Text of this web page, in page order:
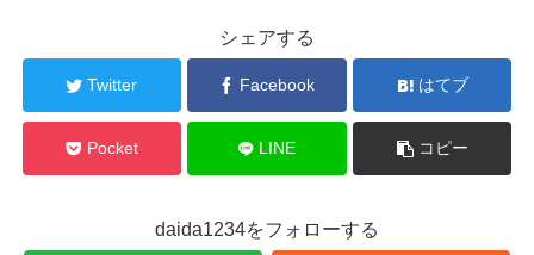
シェアする
Twitter Facebook はてブ
Pocket LINE コピー
daida1234をフォローする